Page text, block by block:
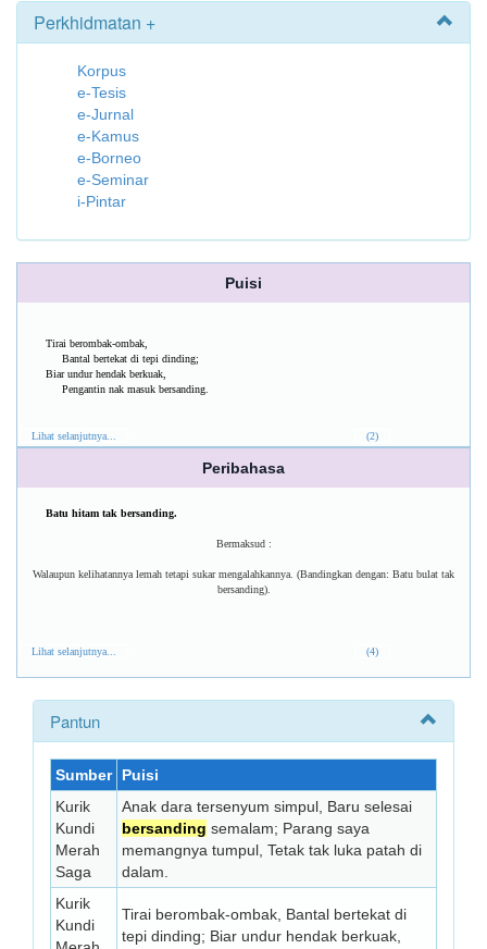
Perkhidmatan +
Korpus
e-Tesis
e-Jurnal
e-Kamus
e-Borneo
e-Seminar
i-Pintar
Puisi
Tirai berombak-ombak,
Bantal bertekat di tepi dinding;
Biar undur hendak berkuak,
Pengantin nak masuk bersanding.
Lihat selanjutnya... (2)
Peribahasa
Batu hitam tak bersanding.
Bermaksud :
Walaupun kelihatannya lemah tetapi sukar mengalahkannya. (Bandingkan dengan: Batu bulat tak
bersanding).
Lihat selanjutnya... (4)
Pantun
Sumber
Puisi
Kurik
Kundi
Merah
Saga
Anak dara tersenyum simpul, Baru selesai
bersanding semalam; Parang saya
memangnya tumpul, Tetak tak luka patah di
dalam.
Kurik
Kundi
Tirai berombak-ombak, Bantal bertekat di
tepi dinding; Biar undur hendak berkuak,